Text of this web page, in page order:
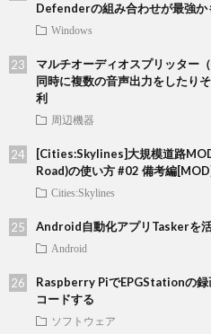
Defenderの組み合わせが最強か
Windows
マルチオーディオスプリッター
同時に複数の音声出力をしたり
利
周辺機器
[Cities:Skylines]大規模道路
Road)の使い方 #02 備考編[MOD]
Cities:Skylines
Android自動化アプリTaskerを
Android
Raspberry PiでEPGStationの録
コードする
ソフトウェア